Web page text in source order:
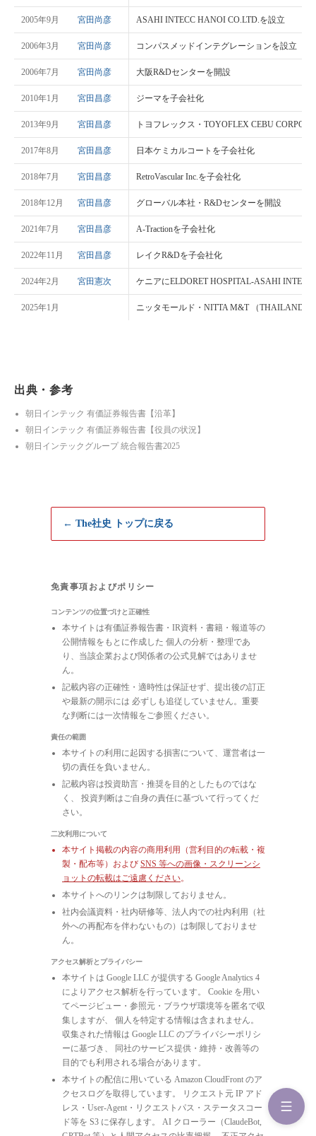
2005年9月 宮田尚彦 ASAHI INTECC HANOI CO.LTD.を設立
2006年3月 宮田尚彦 コンパスメッドインテグレーションを設立
2006年7月 宮田尚彦 大阪R&Dセンターを開設
2010年1月 宮田昌彦 ジーマを子会社化
2013年9月 宮田昌彦 トヨフレックス・TOYOFLEX CEBU
2017年8月 宮田昌彦 日本ケミカルコートを子会社化
2018年7月 宮田昌彦 RetroVascular Inc.を子会社化
2018年12月 宮田昌彦 グローバル本社・R&Dセンターを開設
2021年7月 宮田昌彦 A-Tractionを子会社化
2022年11月 宮田昌彦 レイクR&Dを子会社化
2024年2月 宮田憲次 ケニアにELDORET HOSPITAL-ASAHI INTECC
2025年1月 ニッタモールド・NITTA M&T （THAILAND）
出典・参考
朝日インテック 有価証券報告書【沿革】
朝日インテック 有価証券報告書【役員の状況】
朝日インテックグループ 統合報告書2025
← The社史 トップに戻る
免責事項およびポリシー
コンテンツの位置づけと正確性
本サイトは有価証券報告書・IR資料・書籍・報道等の
公開情報をもとに作成した 個人の分析・整理であ
り、当該企業および関係者の公式見解ではありませ
ん。
記載内容の正確性・適時性は保証せず、提出後の訂正
や最新の開示には 必ずしも追従していません。重要
な判断には一次情報をご参照ください。
責任の範囲
本サイトの利用に起因する損害について、運営者は一
切の責任を負いません。
記載内容は投資助言・推奨を目的としたものではな
く、 投資判断はご自身の責任に基づいて行ってくだ
さい。
二次利用について
本サイト掲載の内容の商用利用（営利目的の転載・複
製・配布等）および SNS 等への画像・スクリーンシ
ョットの転載はご遠慮ください。
本サイトへのリンクは制限しておりません。
社内会議資料・社内研修等、法人内での社内利用（社
外への再配布を伴わないもの）は制限しておりませ
ん。
アクセス解析とプライバシー
本サイトは Google LLC が提供する Google Analytics 4
によりアクセス解析を行っています。 Cookie を用い
てページビュー・参照元・ブラウザ環境等を匿名で収
集しますが、 個人を特定する情報は含まれません。
収集された情報は Google LLC のプライバシーポリシ
ーに基づき、 同社のサービス提供・維持・改善等の
目的でも利用される場合があります。
本サイトの配信に用いている Amazon CloudFront のア
クセスログを取得しています。 リクエスト元 IP アド
レス・User-Agent・リクエストパス・ステータスコー
ド等を S3 に保存します。 AI クローラー（ClaudeBot,